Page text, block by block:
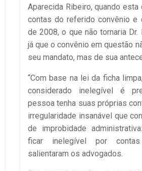
Aparecida Ribeiro, quando
contas do referido convênio e
de 2008, o que não tornaria
já que o convênio em questão
seu mandato, mas de sua
“Com base na lei da ficha
considerado inelegível é
pessoa tenha suas próprias
irregularidade insanável que
de improbidade
ficar inelegível por
salientaram os advogados.